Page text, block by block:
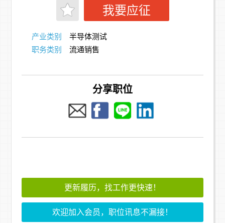
我要应征
产业类别
半导体测试
职务类别
流通销售
分享职位
更新履历，找工作更快速！
欢迎加入会员，职位讯息不漏接！